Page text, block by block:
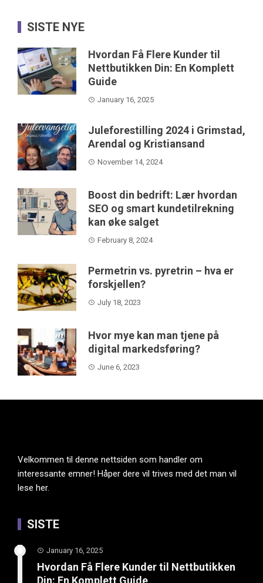
SISTE NYE
Hvordan Få Flere Kunder til
Nettbutikken Din: En Komplett
Guide
January 16, 2025
Juleforestilling 2024 i Grimstad,
Arendal og Kristiansand
November 14, 2024
Boost din bedrift: Lær hvordan
SEO og smart kundetilrekning
kan øke salget
February 8, 2024
Permetrin vs. pyretrin – hva er
forskjellen?
July 18, 2023
Hvor mye kan man tjene på
digital markedsføring?
June 6, 2023
Velkommen til denne nettsiden som handler om
interessante emner! Håper dere vil trives med det man vil
lese her.
SISTE
January 16, 2025
Hvordan Få Flere Kunder til Nettbutikken
Din: En Komplett Guide